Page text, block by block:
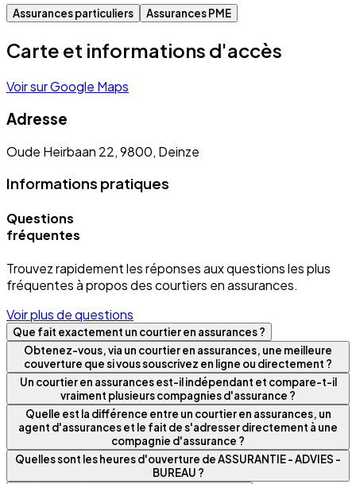
Assurances particuliers Assurances PME
Carte et informations d'accès
Voir sur Google Maps
Adresse
Oude Heirbaan 22, 9800, Deinze
Informations pratiques
Questions
fréquentes
Trouvez rapidement les réponses aux questions les plus
fréquentes à propos des courtiers en assurances.
Voir plus de questions
Que fait exactement un courtier en assurances ?
Obtenez-vous, via un courtier en assurances, une meilleure
couverture que si vous souscrivez en ligne ou directement ?
Un courtier en assurances est-il indépendant et compare-t-il
vraiment plusieurs compagnies d'assurance ?
Quelle est la différence entre un courtier en assurances, un
agent d'assurances et le fait de s'adresser directement à une
compagnie d'assurance ?
Quelles sont les heures d'ouverture de ASSURANTIE - ADVIES -
BUREAU ?